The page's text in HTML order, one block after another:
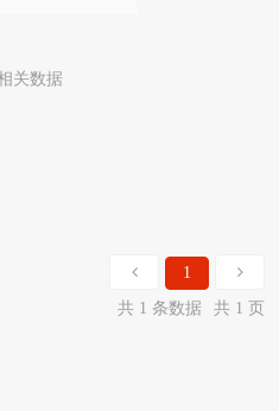
关数据
1
共 1 条数据
共 1 页